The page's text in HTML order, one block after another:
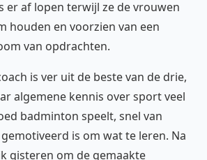
er af lopen terwijl ze de vrouwen
houden en voorzien van een
van opdrachten.
is ver uit de beste van de drie,
algemene kennis over sport veel
badminton speelt, snel van
is om wat te leren. Na
gisteren om de gemaakte